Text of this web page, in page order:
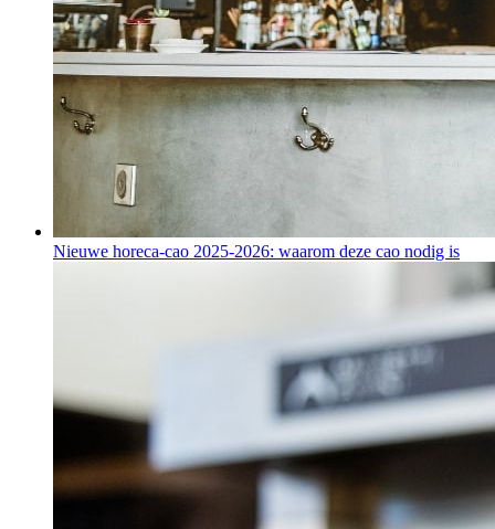
Nieuwe horeca-cao 2025-2026: waarom deze cao nodig is